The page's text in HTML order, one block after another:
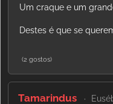
Um craque e um
Destes é que se
(2 gostos)
Tamarindus